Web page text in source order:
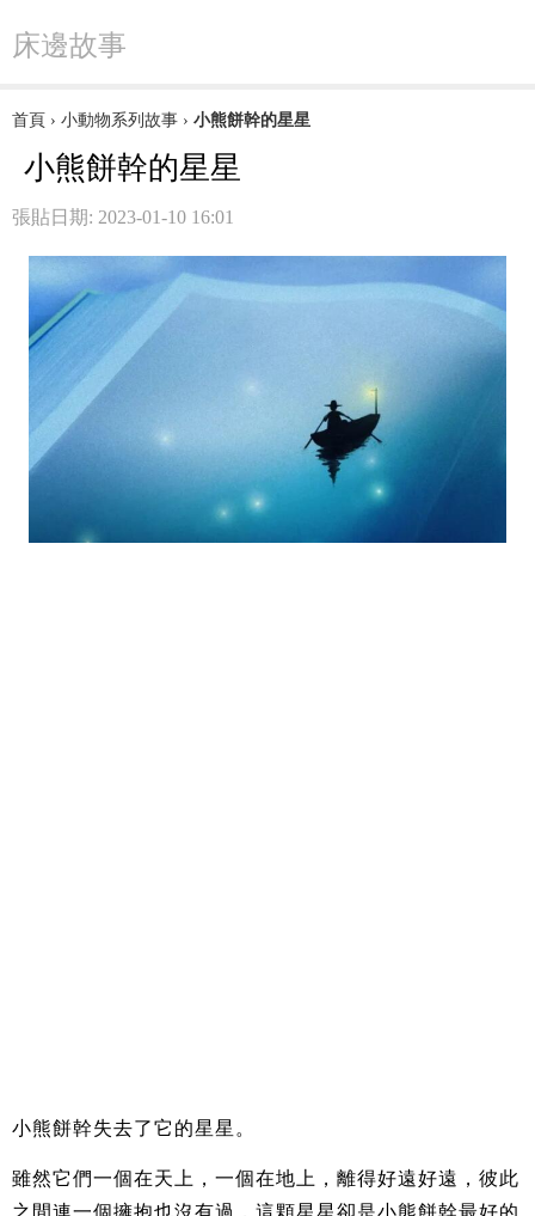
床邊故事
首頁 › 小動物系列故事 › 小熊餅幹的星星
小熊餅幹的星星
張貼日期: 2023-01-10 16:01
小熊餅幹失去了它的星星。
雖然它們一個在天上，一個在地上，離得好遠好遠，彼此